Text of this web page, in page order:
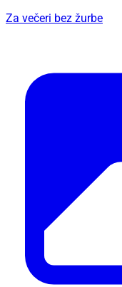
Za večeri bez žurbe